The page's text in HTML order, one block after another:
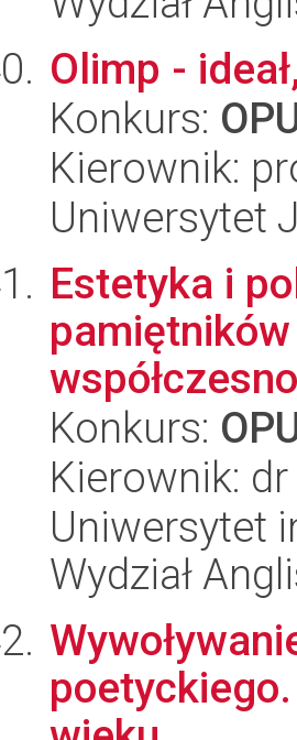
Olimp -
Konkurs:
Kierownik:
Uniwersytet
Estetyka i
Konkurs:
Kierownik:
Uniwersytet
Wydział